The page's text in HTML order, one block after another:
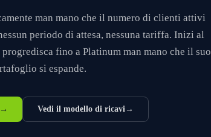
man mano che il numero di clienti attivi
periodo di attesa, nessuna tariffa. Inizi al
fino a Platinum man mano che il suo
si espande.
→ Vedi il modello di ricavi→